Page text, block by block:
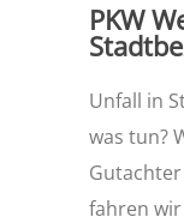
PKW
Unfall in
was tun?
Gutachter
fahren wir